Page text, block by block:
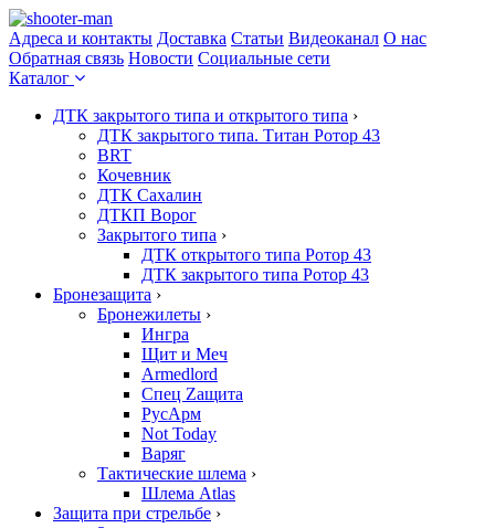
Адреса и контакты Доставка Статьи Видеоканал О нас
Обратная связь Новости Социальные сети
Каталог
ДТК закрытого типа и открытого типа ›
ДТК закрытого типа. Титан Ротор 43
BRT
Кочевник
ДТК Сахалин
ДТКП Ворог
Закрытого типа ›
ДТК открытого типа Ротор 43
ДТК закрытого типа Ротор 43
Бронезащита ›
Бронежилеты ›
Ингра
Щит и Меч
Armedlord
Спец Zащита
РусАрм
Not Today
Варяг
Тактические шлема ›
Шлема Atlas
Защита при стрельбе ›